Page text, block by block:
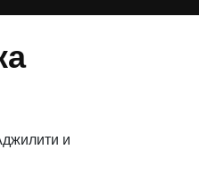
и